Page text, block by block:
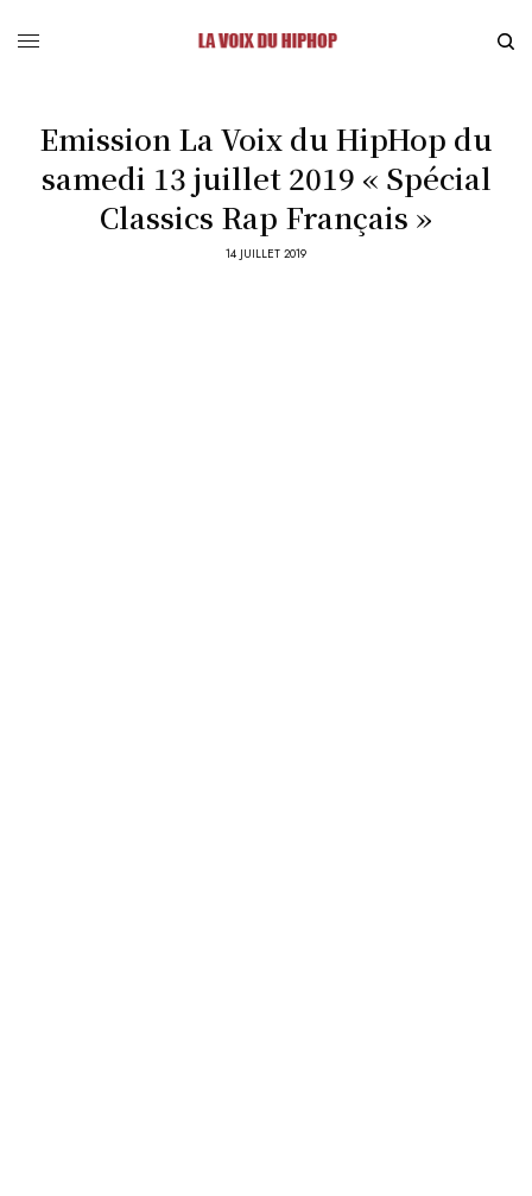
Emission La Voix du HipHop du
samedi 13 juillet 2019 « Spécial
Classics Rap Français »
14 JUILLET 2019